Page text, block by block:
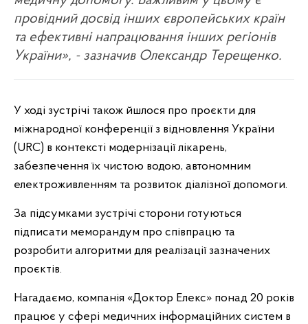
провідний досвід інших європейських країн
та ефективні напрацювання інших регіонів
України», - зазначив Олександр Терещенко.
У ході зустрічі також йшлося про проєкти для
міжнародної конференції з відновлення України
(URC) в контексті модернізації лікарень,
забезпечення їх чистою водою, автономним
електроживленням та розвиток діалізної допомоги.
За підсумками зустрічі сторони готуються
підписати меморандум про співпрацю та
розробити алгоритми для реалізації зазначених
проєктів.
Нагадаємо, компанія «Доктор Елекс» понад 20 років
працює у сфері медичних інформаційних систем в